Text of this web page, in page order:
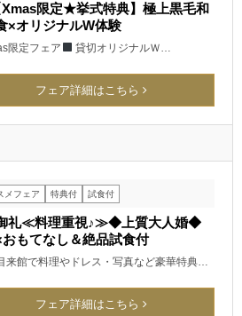
Xmas限定★挙式特典】極上黒毛和
×オリジナルW体験
限定フェア 貸切オリジナルＷ…
フェア詳細はこちら
メフェア 特典付 試食付
礼≪料理重視♪≫◆上質大人婚◆
もてなし＆絶品試食付
来館で料理やドレス・写真など豪華特典…
フェア詳細はこちら